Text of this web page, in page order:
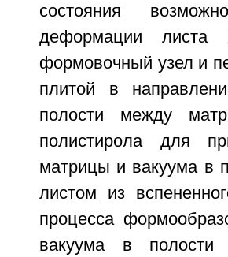
состояния
деформации листа
формовочный узел и
плитой в
полости между
полистирола для
матрицы и вакуума в
листом из
процесса
вакуума в